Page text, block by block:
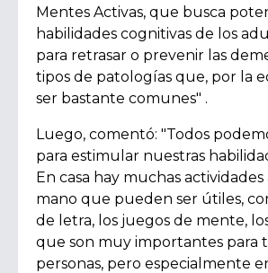
Mentes Activas, que busca
habilidades cognitivas de los
para retrasar o prevenir las
tipos de patologías que, por la
ser bastante comunes" .
Luego, comentó: "Todos
para estimular nuestras
En casa hay muchas
mano que pueden ser útiles,
de letra, los juegos de mente,
que son muy importantes para
personas, pero especialmente